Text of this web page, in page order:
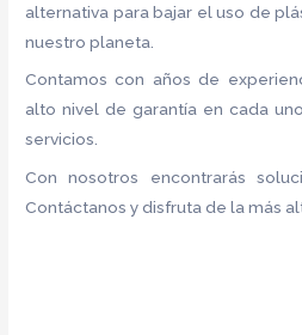
alternativa para bajar el uso de
nuestro planeta.
Contamos con años de
alto nivel de garantía en cada
servicios.
Con nosotros encontrarás
Contáctanos y disfruta de la más